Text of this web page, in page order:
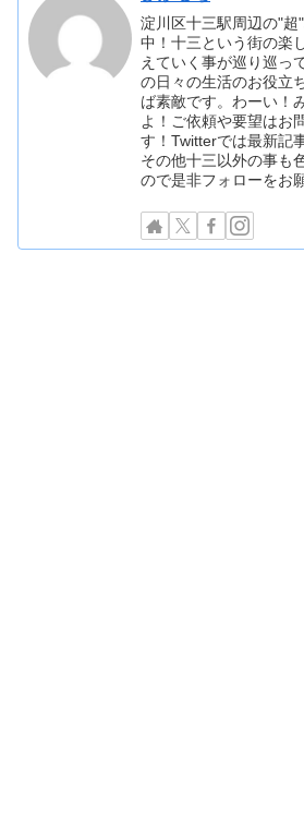
淀川区十三駅周辺の"
中！十三という街の楽
えていく事が巡り巡っ
の日々の生活のお役立
ば素敵です。わーい！
よ！ご依頼や要望はお
す！Twitterでは最新記
その他十三以外の事も
ので是非フォローをお